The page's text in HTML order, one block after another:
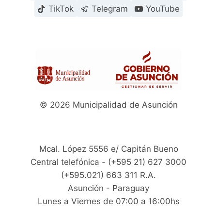
TikTok
Telegram YouTube
© 2026 Municipalidad de Asunción
Mcal. López 5556 e/ Capitán Bueno
Central telefónica - (+595 21) 627 3000
(+595.021) 663 311 R.A.
Asunción - Paraguay
Lunes a Viernes de 07:00 a 16:00hs